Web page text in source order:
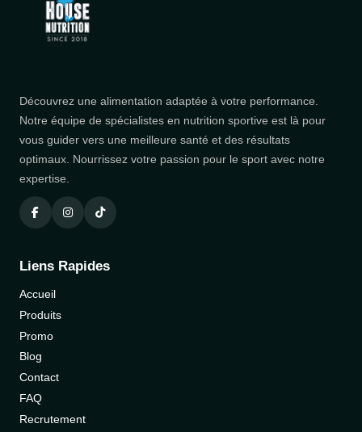
Découvrez une alimentation adaptée à votre performance.
Notre équipe de spécialistes en nutrition sportive est là pour
vous guider vers une meilleure santé et des résultats
optimaux. Nourrissez votre passion pour le sport avec notre
expertise.
Liens Rapides
Accueil
Produits
Promo
Blog
Contact
FAQ
Recrutement